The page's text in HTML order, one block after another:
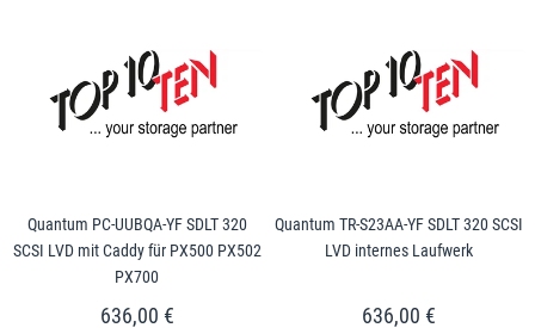
Quantum PC-UUBQA-YF SDLT 320
SCSI LVD mit Caddy für PX500 PX502
PX700
636,00 €
Quantum TR-S23AA-YF SDLT 320 SCSI
LVD internes Laufwerk
636,00 €